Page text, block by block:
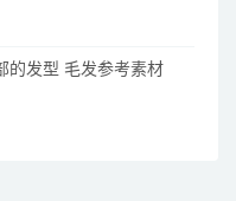
的发型 毛发参考素材